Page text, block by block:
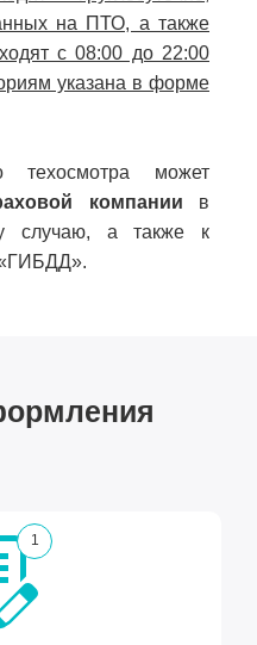
на ПТО, а также
с 08:00 до 22:00
указана в форме
техосмотра может
компании в
случаю, а также к
1